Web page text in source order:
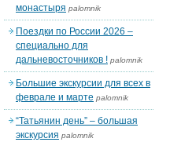
монастыря palomnik
Поездки по России 2026 –
специально для
дальневосточников ! palomnik
Большие экскурсии для всех в
феврале и марте palomnik
“Татьянин день” – большая
экскурсия palomnik